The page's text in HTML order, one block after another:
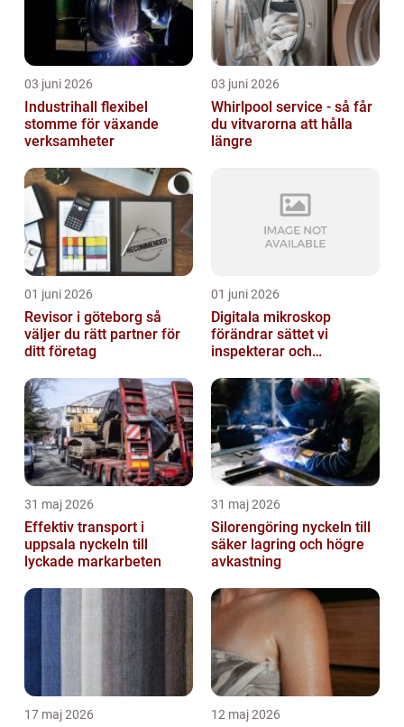
03 juni 2026
Industrihall flexibel
stomme för växande
verksamheter
03 juni 2026
Whirlpool service - så får
du vitvarorna att hålla
längre
01 juni 2026
Revisor i göteborg så
väljer du rätt partner för
ditt företag
01 juni 2026
Digitala mikroskop
förändrar sättet vi
inspekterar och
31 maj 2026
Effektiv transport i
uppsala nyckeln till
lyckade markarbeten
31 maj 2026
Silorengöring nyckeln till
säker lagring och högre
avkastning
17 maj 2026 12 maj 2026